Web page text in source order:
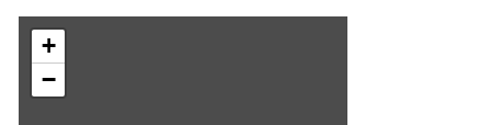
+
−